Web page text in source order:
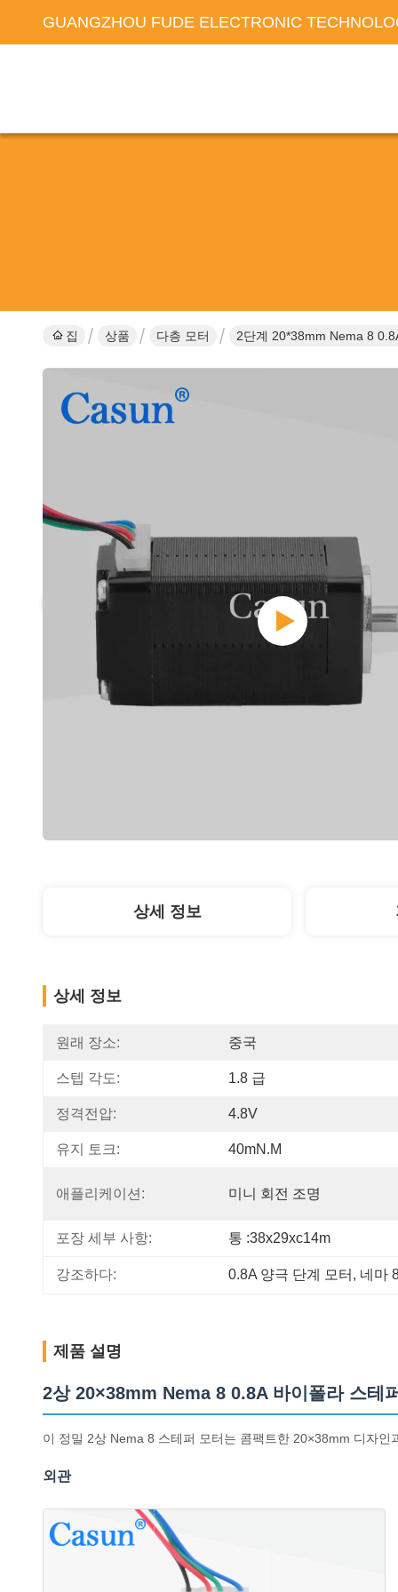
GUANGZHOU FUDE ELECTRONIC
집 상품 다층 모터 2단계 20*38mm Nema 8
상세 정보
상세 정보
원래 장소: 중국
스텝 각도: 1.8 급
정격전압: 4.8V
유지 토크: 40mN.m
애플리케이션: 미니 회전 조명
포장 세부 사항: 통 :38x29xc14m
강조하다: 0.8A 양극 단계 모터 , 네마
제품 설명
2상 20×38mm Nema 8 0.8A 바이폴라 스테
이 정밀 2상 Nema 8 스테퍼 모터는 콤팩트한 20×38mm 디자
외관